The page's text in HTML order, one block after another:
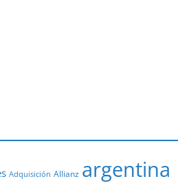
Adquisición Allianz argentina